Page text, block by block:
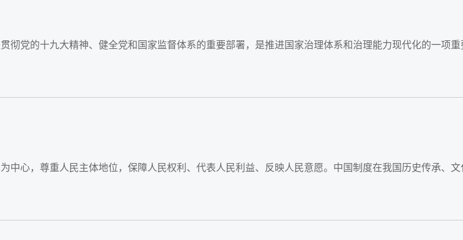
彻党的十九大精神、健全党和国家监督体系的重要部署，是推进国家治理体系和治理能力现代化的一项重
中心，尊重人民主体地位，保障人民权利、代表人民利益、反映人民意愿。中国制度在我国历史传承、文